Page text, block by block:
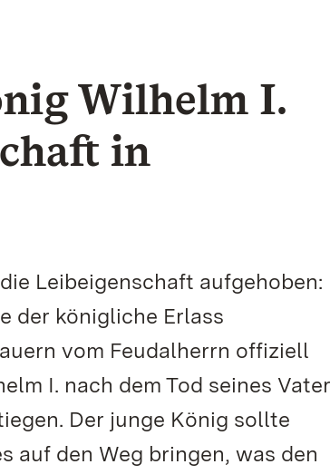
Wilhelm I.
in
Leibeigenschaft aufgehoben:
der königliche Erlass
vom Feudalherrn offiziell
I. nach dem Tod seines
Der junge König sollte
auf den Weg bringen, was den